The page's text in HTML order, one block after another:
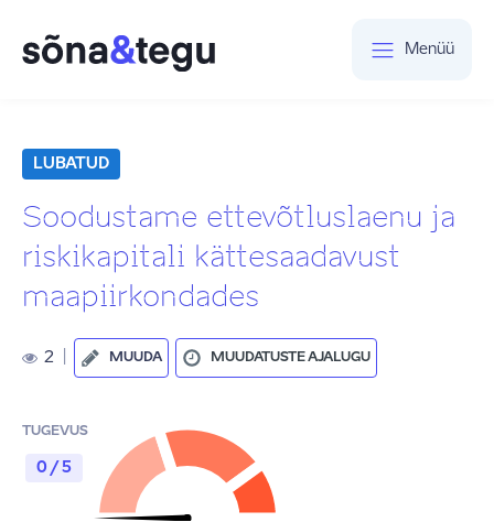
Menüü
LUBATUD
Soodustame ettevõtluslaenu ja
riskikapitali kättesaadavust
maapiirkondades
2 MUUDA MUUDATUSTE AJALUGU
TUGEVUS
0 / 5